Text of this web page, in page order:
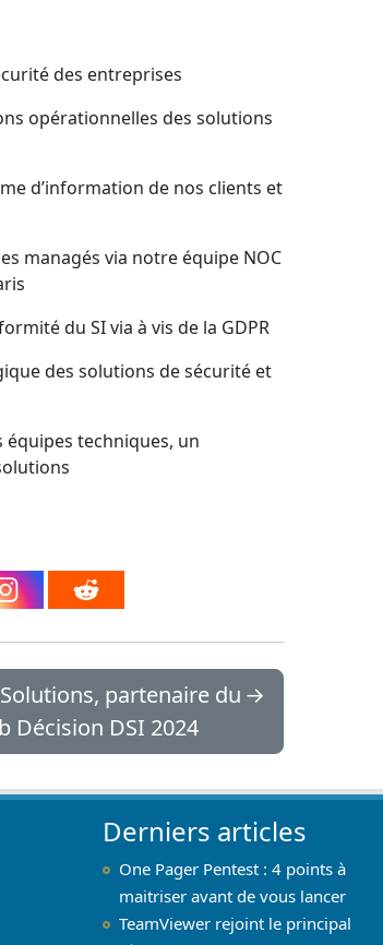
des entreprises
opérationnelles des solutions
d’information de nos clients et
managés via notre équipe NOC
du SI via à vis de la GDPR
des solutions de sécurité et
techniques, un
partenaire du
Décision DSI 2024
→
Derniers articles
One Pager Pentest : 4 points à
maitriser avant de vous lancer
TeamViewer rejoint le principal